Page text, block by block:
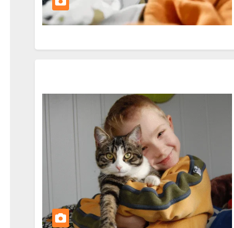
AKVARISTIKA
1 FEBRUÁRA, 2026